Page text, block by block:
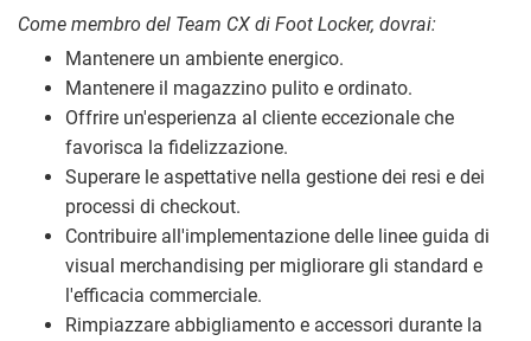
Come membro del Team CX di Foot Locker, dovrai:
Mantenere un ambiente energico.
Mantenere il magazzino pulito e ordinato.
Offrire un'esperienza al cliente eccezionale che
favorisca la fidelizzazione.
Superare le aspettative nella gestione dei resi e dei
processi di checkout.
Contribuire all'implementazione delle linee guida di
visual merchandising per migliorare gli standard e
l'efficacia commerciale.
Rimpiazzare abbigliamento e accessori durante la